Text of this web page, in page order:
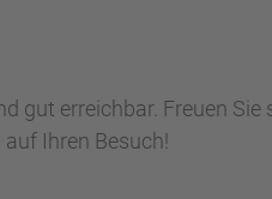
gut erreichbar. Freuen
Ihren Besuch!